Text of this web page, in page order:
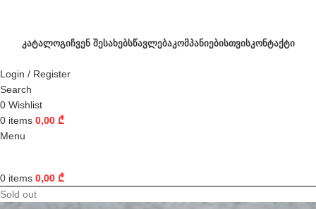
ᲙᲐᲢᲐᲚᲝᲒᲘᲩᲕᲔᲜ ᲨᲔᲡᲐᲮᲔᲑᲡᲬᲐᲕᲚᲔᲑᲐᲙᲝᲛᲞᲐᲜᲘᲔᲑᲘᲡᲗᲕᲘᲡᲙᲝᲜᲢᲐᲥᲢᲘ
Login / Register
Search
0 Wishlist
0 items 0,00 ₾
Menu
0 items 0,00 ₾
Sold out